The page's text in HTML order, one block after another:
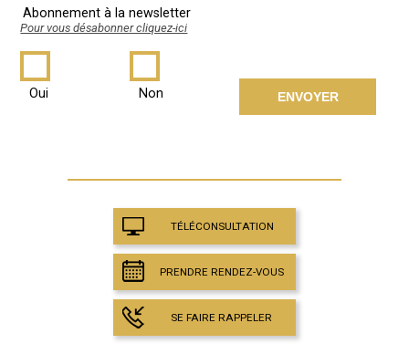
Abonnement à la newsletter
Pour vous désabonner cliquez-ici
Oui Non
TÉLÉCONSULTATION
PRENDRE RENDEZ-VOUS
SE FAIRE RAPPELER